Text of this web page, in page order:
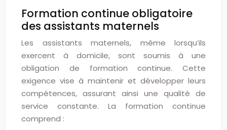
Formation continue obligatoire
des assistants maternels
Les assistants maternels, même lorsqu’ils
exercent à domicile, sont soumis à une
obligation de formation continue. Cette
exigence vise à maintenir et développer leurs
compétences, assurant ainsi une qualité de
service constante. La formation continue
comprend :